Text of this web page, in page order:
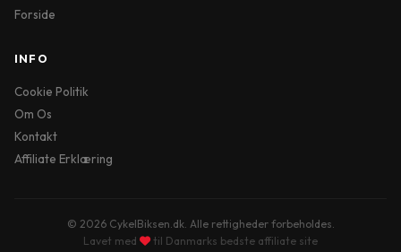
Forside
INFO
Cookie Politik
Om Os
Kontakt
Affiliate Erklæring
© 2026 CykelBiksen.dk. Alle rettigheder forbeholdes.
Lavet med
til Danmarks bedste affiliate site